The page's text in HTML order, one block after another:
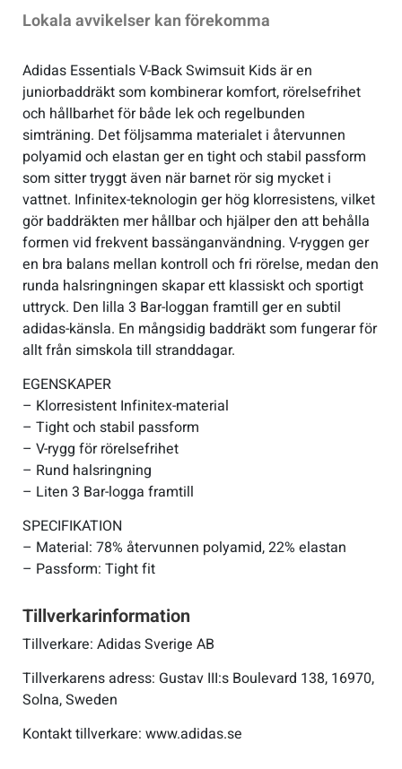
Lokala avvikelser kan förekomma
Adidas Essentials V-Back Swimsuit Kids är en
juniorbaddräkt som kombinerar komfort, rörelsefrihet
och hållbarhet för både lek och regelbunden
simträning. Det följsamma materialet i återvunnen
polyamid och elastan ger en tight och stabil passform
som sitter tryggt även när barnet rör sig mycket i
vattnet. Infinitex-teknologin ger hög klorresistens, vilket
gör baddräkten mer hållbar och hjälper den att behålla
formen vid frekvent bassänganvändning. V-ryggen ger
en bra balans mellan kontroll och fri rörelse, medan den
runda halsringningen skapar ett klassiskt och sportigt
uttryck. Den lilla 3 Bar-loggan framtill ger en subtil
adidas-känsla. En mångsidig baddräkt som fungerar för
allt från simskola till stranddagar.
EGENSKAPER
– Klorresistent Infinitex-material
– Tight och stabil passform
– V-rygg för rörelsefrihet
– Rund halsringning
– Liten 3 Bar-logga framtill
SPECIFIKATION
– Material: 78% återvunnen polyamid, 22% elastan
– Passform: Tight fit
Tillverkarinformation
Tillverkare: Adidas Sverige AB
Tillverkarens adress: Gustav III:s Boulevard 138, 16970,
Solna, Sweden
Kontakt tillverkare: www.adidas.se